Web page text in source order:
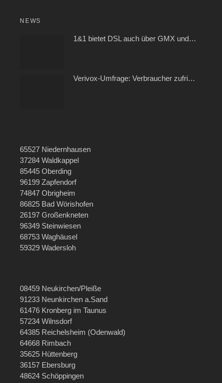
NEWS
1&1 bietet DSL auch über GMX und WEB.DE
Verivox-Umfrage: Verbraucher zufrieden mit ihrem Kabel- und Internetanbieter
65527 Niedernhausen
37284 Waldkappel
85445 Oberding
96199 Zapfendorf
74847 Obrigheim
86825 Bad Wörishofen
26197 Großenkneten
96349 Steinwiesen
68753 Waghäusel
59329 Wadersloh
08459 Neukirchen/Pleiße
91233 Neunkirchen a.Sand
61476 Kronberg im Taunus
57234 Wilnsdorf
64385 Reichelsheim (Odenwald)
64668 Rimbach
35625 Hüttenberg
36157 Ebersburg
48624 Schöppingen